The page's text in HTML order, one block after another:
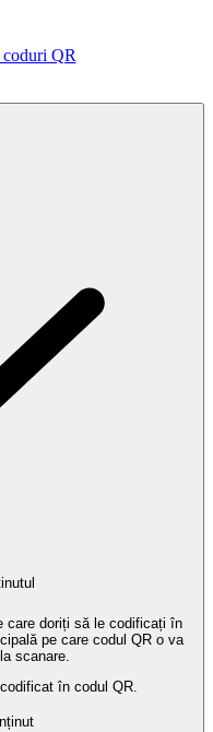
coduri QR
care doriți să le codificați în
pe care codul QR o va
scanare.
în codul QR.